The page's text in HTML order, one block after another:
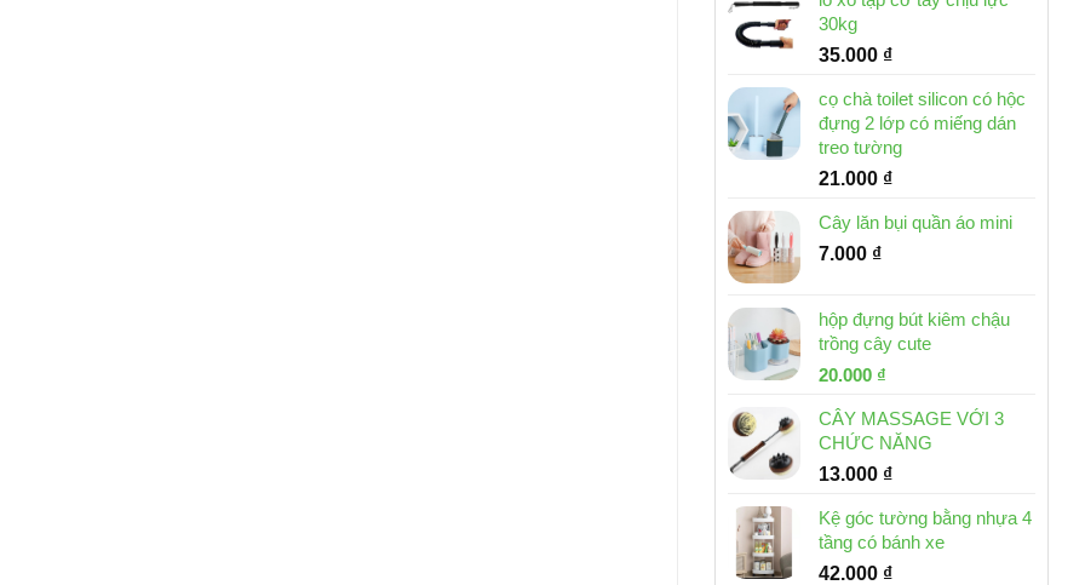
30kg
35.000 ₫
cọ chà toilet silicon có hộc
đựng 2 lớp có miếng dán
treo tường
21.000 ₫
Cây lăn bụi quần áo mini
7.000 ₫
hộp đựng bút kiêm chậu
trồng cây cute
Giá
là:
30.000 ₫.
20.000 ₫
tại
là:
20.000 ₫.
CÂY MASSAGE VỚI 3
CHỨC NĂNG
13.000 ₫
Kệ góc tường bằng nhựa 4
tầng có bánh xe
42.000 ₫